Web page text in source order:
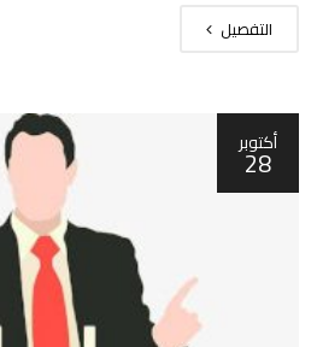
التفصيل
أكتوبر
28